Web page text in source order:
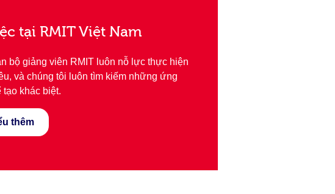
tại RMIT Việt Nam
bộ giảng viên RMIT luôn nỗ lực thực hiện
và chúng tôi luôn tìm kiếm những ứng
tạo khác biệt.
thêm